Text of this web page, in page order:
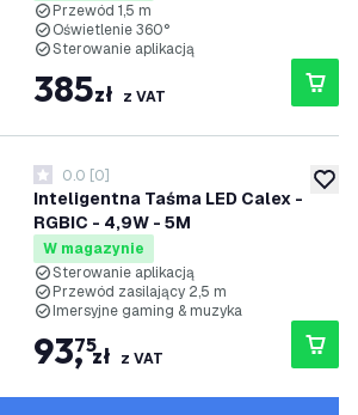
Przewód 1,5 m
Oświetlenie 360°
Sterowanie aplikacją
385zł z VAT
Inteligentna Taśma LED Calex -
RGBIC - 4,9W - 5M
0 Gwiazdki oceny
0.0 [0]
W magazynie
Sterowanie aplikacją
Przewód zasilający 2,5 m
Imersyjne gaming & muzyka
93,
75zł z VAT